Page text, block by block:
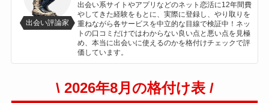
出会い評論家
出会い系サイトやアプリなどのネット恋活に12年間費
やしてきた経験をもとに、実際に登録し、やり取りを
重ねながら各サービスを中立的な目線で検証中！ネッ
トの口コミだけではわからない良い点と悪い点を見極
め、本当に出会いに使えるのかを格付けチェックで評
価しています。
\ 2026年8月の格付け表 /